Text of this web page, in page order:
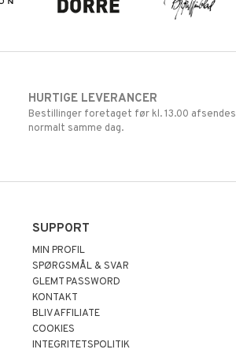
HURTIGE LEVERANCER
Bestillinger foretaget før kl. 13.00 afsendes
normalt samme dag.
SUPPORT
MIN PROFIL
SPØRGSMÅL & SVAR
GLEMT PASSWORD
KONTAKT
BLIV AFFILIATE
COOKIES
INTEGRITETSPOLITIK